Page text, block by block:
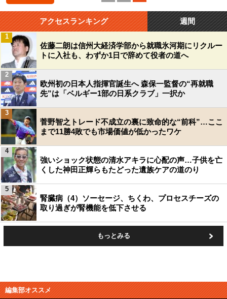
アクセスランキング 週間
佐藤二朗は信州大経済学部から就職氷河期にリクルー
トに入社も、わずか1日で辞めて役者の道へ
1
欧州初の日本人指揮官誕生へ 森保一監督の“再就職
先”は「ベルギー1部の日系クラブ」一択か
2
菅野智之トレード不成立の裏に致命的な“前科”…ここ
まで11勝4敗でも市場価値が低かったワケ
3
強いショック状態の清水アキラに心配の声…子供を亡
くした神田正輝らもたどった遺族ケアの道のり
4
腎臓病（4）ソーセージ、ちくわ、プロセスチーズの
取り過ぎが腎機能を低下させる
5
もっとみる
編集部オススメ